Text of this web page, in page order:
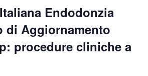
Endodonzia
di Aggiornamento
procedure cliniche a